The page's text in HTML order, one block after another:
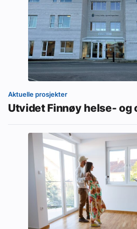
Aktuelle prosjekter
Utvidet Finnøy helse- og